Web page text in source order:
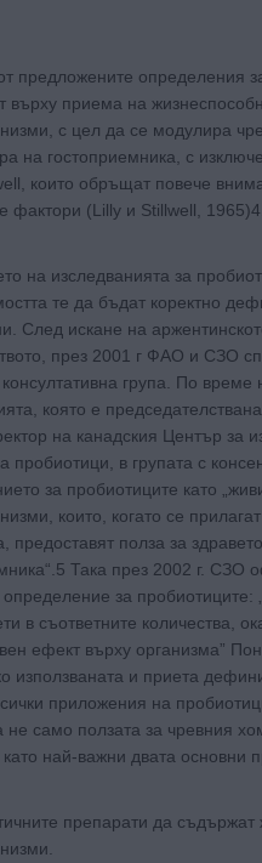
предложените определения
върху приема на
с цел да се модулира
на гостоприемника, с
които обръщат повече
фактори (Lilly и Stillwell, 1965)4.
на изследванията за
те да бъдат коректно
След искане на
през 2001 г ФАО и СЗО
група. По време
която е
на канадския Център за
пробиотици, в групата с
за пробиотиците като
които, когато се
предоставят полза за
Така през 2002 г. СЗО
за пробиотиците:
в съответните количества,
ефект върху организма”
използваната и приета
приложения на
само ползата за чревния
като най-важни двата основни
препарати да съдържат